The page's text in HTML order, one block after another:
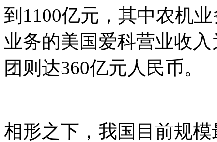
到1100亿元，其中农机
业务的美国爱科营业收
团则达360亿元人民币。
相形之下，我国目前规